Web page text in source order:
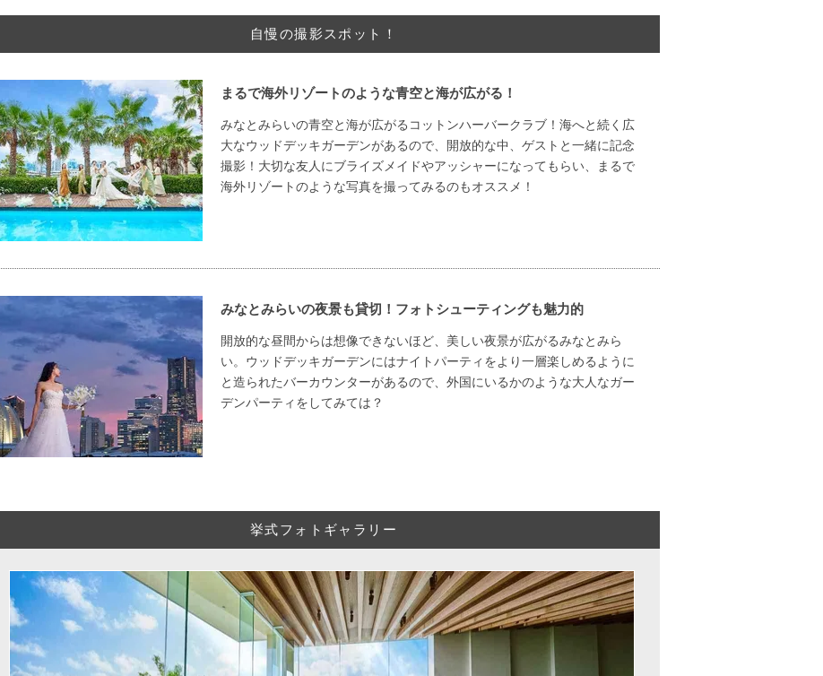
自慢の撮影スポット！
まるで海外リゾートのような青空と海が広がる！
みなとみらいの青空と海が広がるコットンハーバークラブ！海へと続く広
大なウッドデッキガーデンがあるので、開放的な中、ゲストと一緒に記念
撮影！大切な友人にブライズメイドやアッシャーになってもらい、まるで
海外リゾートのような写真を撮ってみるのもオススメ！
みなとみらいの夜景も貸切！フォトシューティングも魅力的
開放的な昼間からは想像できないほど、美しい夜景が広がるみなとみら
い。ウッドデッキガーデンにはナイトパーティをより一層楽しめるように
と造られたバーカウンターがあるので、外国にいるかのような大人なガー
デンパーティをしてみては？
挙式フォトギャラリー